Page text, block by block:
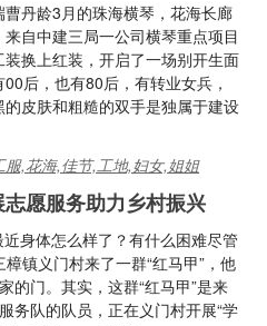
丹龄3月的珠海横琴，花海长廊
自中建三局一公司横琴重点项目
换上红装，开启了一场别开生面
后，也有80后，有转业女兵，
皮肤和粗糙的双手是独属于建设
服,花海,佳节,工地,妇女,姐姐
愿服务助力乡村振兴
身体怎么样了？有什么困难尽管
镇义门村来了一群“红马甲”，他
的门。其实，这群“红马甲”是来
务队的队员，正在义门村开展“学